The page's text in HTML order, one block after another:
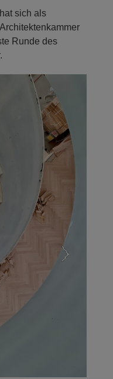
sich als
Runde des